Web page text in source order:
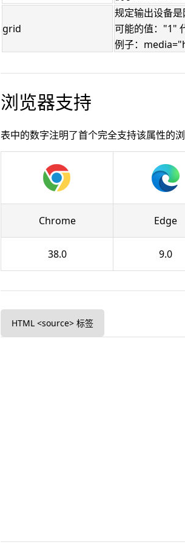
grid
规定输出设备是
可能的值："1"
例子：
浏览器支持
表中的数字注明了首个完全支持该属性的浏
Chrome Edge
38.0 9.0
HTML <source> 标签